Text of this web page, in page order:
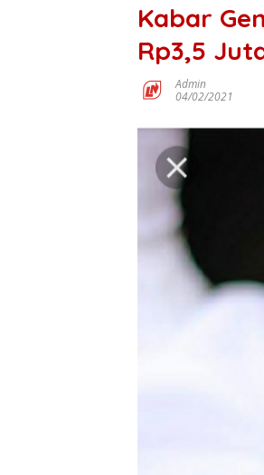
Kabar
Rp3,5
Admin
04/02/2021